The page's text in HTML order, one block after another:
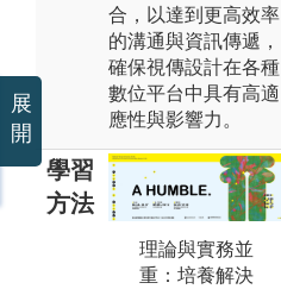
合，以達到更高效率
的溝通與資訊傳遞，
確保視傳設計在各種
數位平台中具有高適
應性與影響力。
學習
方法
理論與實務並
重：培養解決
展
開